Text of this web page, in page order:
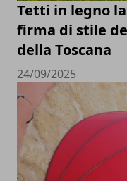
Tetti in legno
firma di stile
della Toscana
24/09/2025